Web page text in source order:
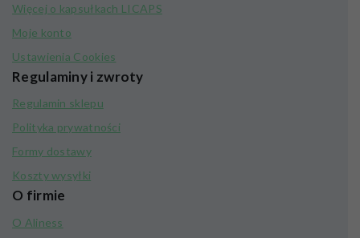
Więcej o kapsułkach LICAPS
Moje konto
Ustawienia Cookies
Regulaminy i zwroty
Regulamin sklepu
Polityka prywatności
Formy dostawy
Koszty wysyłki
O firmie
O Aliness